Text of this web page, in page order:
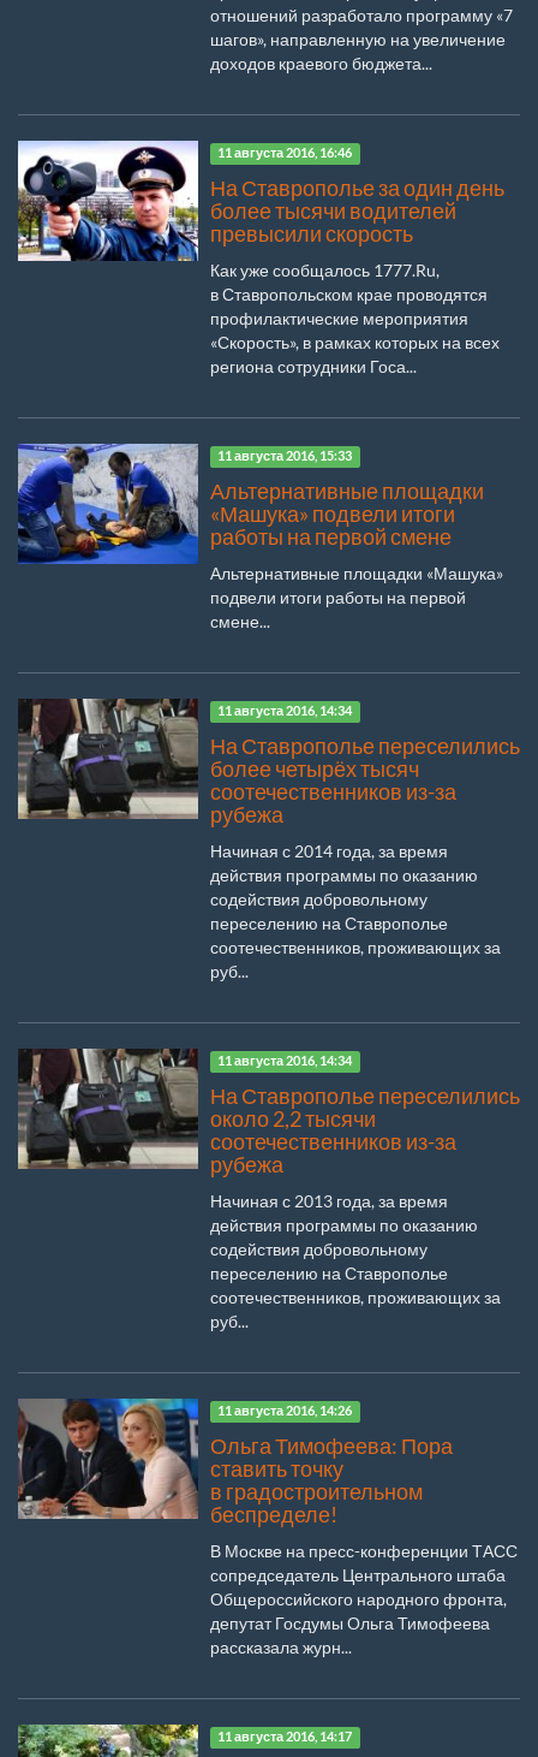
отношений разработало программу «7
шагов», направленную на увеличение
доходов краевого бюджета...
11 августа 2016, 16:46
На Ставрополье за один день
более тысячи водителей
превысили скорость
Как уже сообщалось 1777.Ru,
в Ставропольском крае проводятся
профилактические мероприятия
«Скорость», в рамках которых на всех
региона сотрудники Госа...
11 августа 2016, 15:33
Альтернативные площадки
«Машука» подвели итоги
работы на первой смене
Альтернативные площадки «Машука»
подвели итоги работы на первой
смене...
11 августа 2016, 14:34
На Ставрополье переселились
более четырёх тысяч
соотечественников из-за
рубежа
Начиная с 2014 года, за время
действия программы по оказанию
содействия добровольному
переселению на Ставрополье
соотечественников, проживающих за
руб...
11 августа 2016, 14:34
На Ставрополье переселились
около 2,2 тысячи
соотечественников из-за
рубежа
Начиная с 2013 года, за время
действия программы по оказанию
содействия добровольному
переселению на Ставрополье
соотечественников, проживающих за
руб...
11 августа 2016, 14:26
Ольга Тимофеева: Пора
ставить точку
в градостроительном
беспределе!
В Москве на пресс-конференции ТАСС
сопредседатель Центрального штаба
Общероссийского народного фронта,
депутат Госдумы Ольга Тимофеева
рассказала журн...
11 августа 2016, 14:17